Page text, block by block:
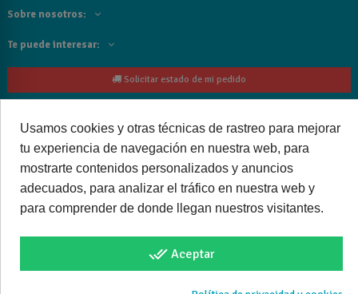
Sobre nosotros:
Te puede interesar:
Solicitar estado de mi pedido
Siguenos
Cancelar o devolver un pedido
Usamos cookies y otras técnicas de rastreo para mejorar
tu experiencia de navegación en nuestra web, para
mostrarte contenidos personalizados y anuncios
adecuados, para analizar el tráfico en nuestra web y
para comprender de donde llegan nuestros visitantes.
done_all Aceptar